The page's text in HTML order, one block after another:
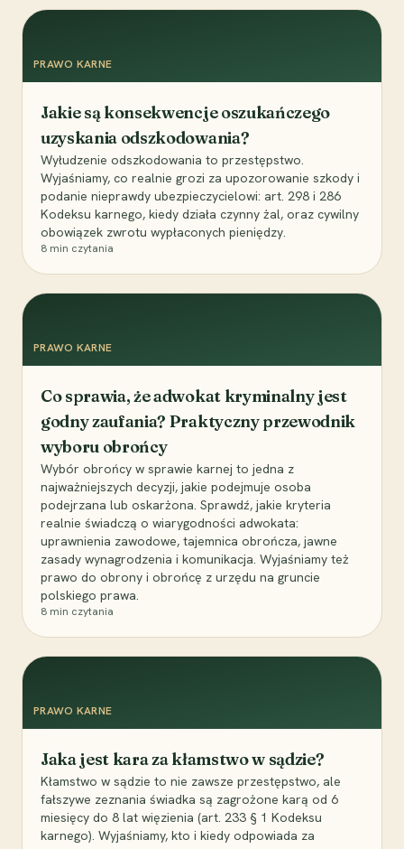
PRAWO KARNE
Jakie są konsekwencje oszukańczego
uzyskania odszkodowania?
Wyłudzenie odszkodowania to przestępstwo.
Wyjaśniamy, co realnie grozi za upozorowanie szkody i
podanie nieprawdy ubezpieczycielowi: art. 298 i 286
Kodeksu karnego, kiedy działa czynny żal, oraz cywilny
obowiązek zwrotu wypłaconych pieniędzy.
8 min czytania
PRAWO KARNE
Co sprawia, że adwokat kryminalny jest
godny zaufania? Praktyczny przewodnik
wyboru obrońcy
Wybór obrońcy w sprawie karnej to jedna z
najważniejszych decyzji, jakie podejmuje osoba
podejrzana lub oskarżona. Sprawdź, jakie kryteria
realnie świadczą o wiarygodności adwokata:
uprawnienia zawodowe, tajemnica obrończa, jawne
zasady wynagrodzenia i komunikacja. Wyjaśniamy też
prawo do obrony i obrońcę z urzędu na gruncie
polskiego prawa.
8 min czytania
PRAWO KARNE
Jaka jest kara za kłamstwo w sądzie?
Kłamstwo w sądzie to nie zawsze przestępstwo, ale
fałszywe zeznania świadka są zagrożone karą od 6
miesięcy do 8 lat więzienia (art. 233 § 1 Kodeksu
karnego). Wyjaśniamy, kto i kiedy odpowiada za